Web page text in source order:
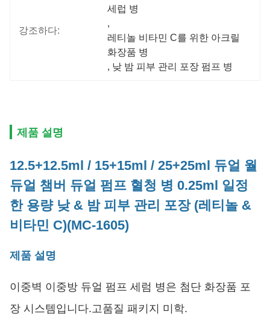
강조하다:
세럽 병
,
레티놀 비타민 C를 위한 아크릴
화장품 병
, 낮 밤 피부 관리 포장 펌프 병
제품 설명
12.5+12.5ml / 15+15ml / 25+25ml 듀얼 월
듀얼 챔버 듀얼 펌프 혈청 병 0.25ml 일정
한 용량 낮 & 밤 피부 관리 포장 (레티놀 &
비타민 C)(MC-1605)
제품 설명
이중벽 이중방 듀얼 펌프 세럼 병은 첨단 화장품 포
장 시스템입니다.고품질 패키지 미학.